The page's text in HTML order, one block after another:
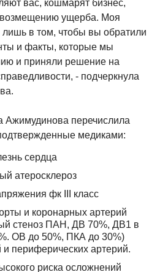
вас, кошмарят бизнес,
возмещению ущерба. Моя
лишь в том, чтобы вы обратили
и факты, которые мы
и приняли решение на
- подчеркнула
Ажимудинова перечислила
медиками:
сердца
атеросклероз
фк III класс
и коронарных артерий
стеноз ПАН, ДВ 70%, ДВ1 в
ОВ до 50%, ПКА до 30%)
периферических артерий.
риска осложнений